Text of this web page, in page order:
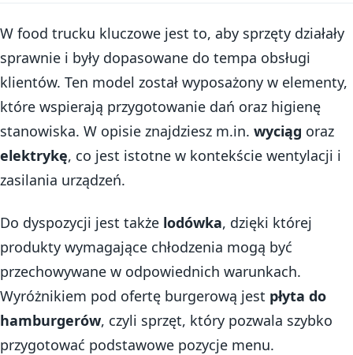
W food trucku kluczowe jest to, aby sprzęty działały
sprawnie i były dopasowane do tempa obsługi
klientów. Ten model został wyposażony w elementy,
które wspierają przygotowanie dań oraz higienę
stanowiska. W opisie znajdziesz m.in. wyciąg oraz
elektrykę, co jest istotne w kontekście wentylacji i
zasilania urządzeń.
Do dyspozycji jest także lodówka, dzięki której
produkty wymagające chłodzenia mogą być
przechowywane w odpowiednich warunkach.
Wyróżnikiem pod ofertę burgerową jest płyta do
hamburgerów, czyli sprzęt, który pozwala szybko
przygotować podstawowe pozycje menu.